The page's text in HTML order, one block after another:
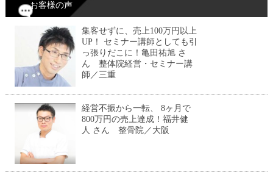
お客様の声
集客せずに、売上100万円以上
UP！ セミナー講師としても引
っ張りだこに！亀田祐旭 さ
ん 整体院経営・セミナー講
師／三重
経営不振から一転、 8ヶ月で
800万円の売上達成！福井健
人 さん 整骨院／大阪